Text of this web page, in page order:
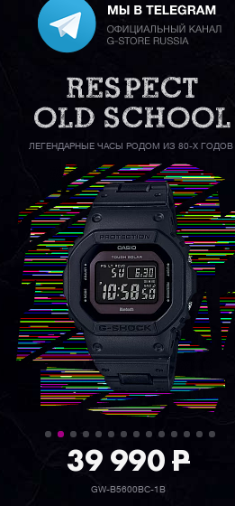
ЛЕГЕНДАРНЫЕ ЧАСЫ РОДОМ ИЗ 80-Х ГОДОВ
39 990P
GW-B5600BC-1B